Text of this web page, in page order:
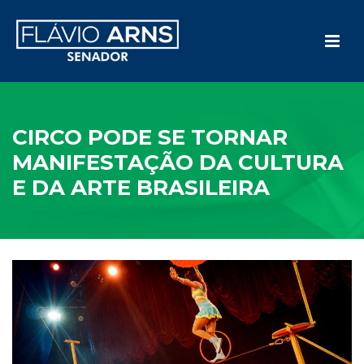
CIRCO PODE SE TORNAR
MANIFESTAÇÃO DA CULTURA
E DA ARTE BRASILEIRA